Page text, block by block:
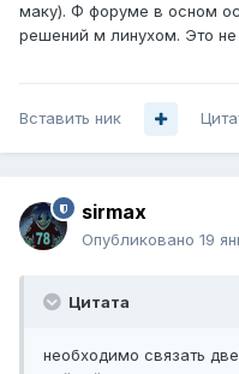
маку). Ф форуме в осном
решений м линухом. Это
Вставить ник
sirmax
Опубликовано 19
Цитата
необходимо связать